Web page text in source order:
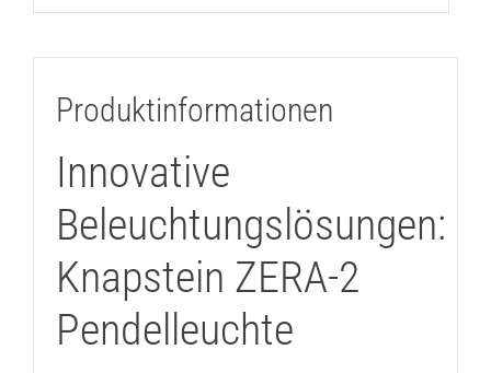
Produktinformationen
Innovative
Beleuchtungslösungen:
Knapstein ZERA-2
Pendelleuchte